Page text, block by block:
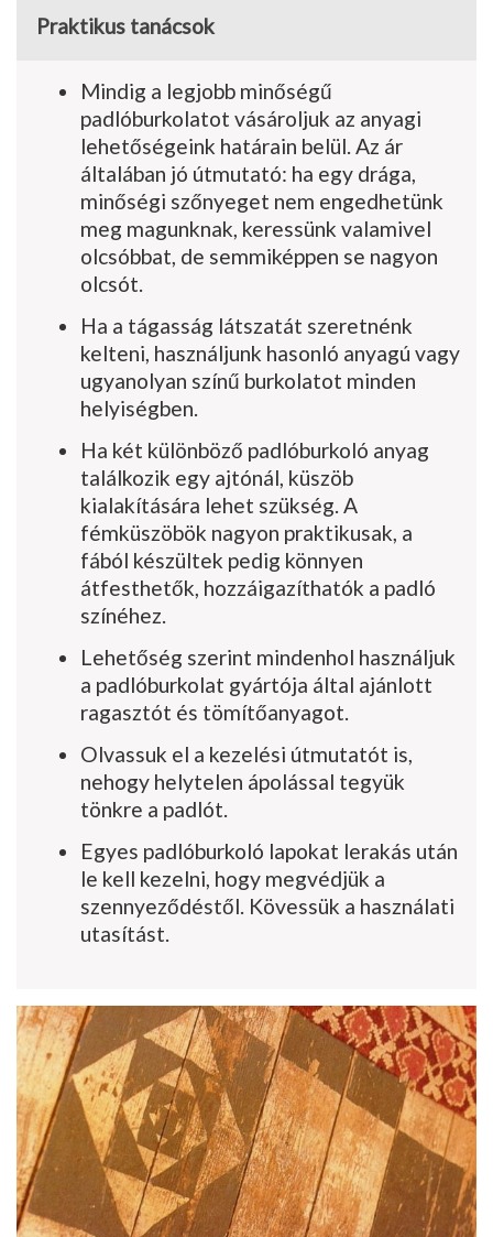
Praktikus tanácsok
Mindig a legjobb minőségű
padlóburkolatot vásároljuk az anyagi
lehetőségeink határain belül. Az ár
általában jó útmutató: ha egy drá­ga,
minőségi szőnyeget nem engedhetünk
meg magunknak, keressünk valamivel
ol­csóbbat, de semmiképpen se nagyon
olcsót.
Ha a tágasság látszatát szeretnénk
kelteni, használjunk hasonló anyagú vagy
ugyan­olyan színű burkolatot minden
helyiségben.
Ha két különböző padlóburkoló anyag
talál­kozik egy ajtónál, küszöb
kialakítására lehet szükség. A
fémküszöbök nagyon praktiku­sak, a
fából készültek pedig könnyen
átfesthetők, hozzáigazíthatók a padló
színéhez.
Lehetőség szerint mindenhol használjuk
a padlóburkolat gyártója által ajánlott
ragasztót és tömítőanyagot.
Olvassuk el a kezelési útmutatót is,
nehogy helytelen ápolással tegyük
tönkre a padlót.
Egyes padlóburkoló lapokat lerakás után
le kell kezelni, hogy megvédjük a
szennyező­déstől. Kövessük a használati
utasítást.